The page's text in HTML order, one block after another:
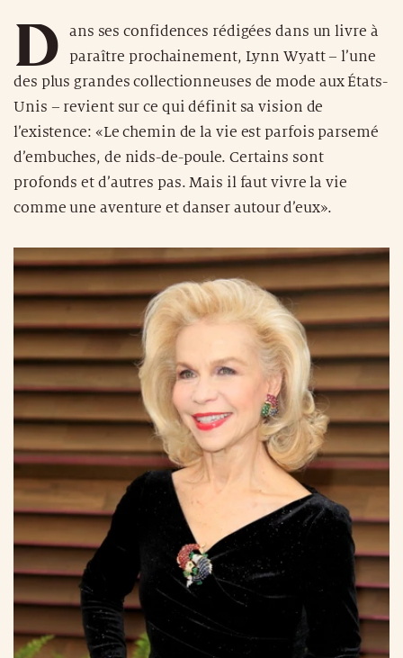
D
ans ses confidences rédigées dans un livre à
paraître prochainement, Lynn Wyatt – l’une
des plus grandes collectionneuses de mode aux États-
Unis – revient sur ce qui définit sa vision de
l’existence: «Le chemin de la vie est parfois parsemé
d’embuches, de nids-de-poule. Certains sont
profonds et d’autres pas. Mais il faut vivre la vie
comme une aventure et danser autour d’eux».